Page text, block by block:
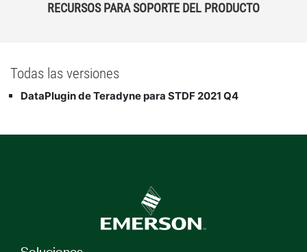
RECURSOS PARA SOPORTE DEL PRODUCTO
Todas las versiones
DataPlugin de Teradyne para STDF 2021 Q4